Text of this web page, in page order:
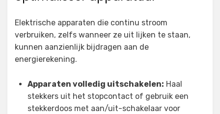
Elektrische apparaten die continu stroom
verbruiken, zelfs wanneer ze uit lijken te staan,
kunnen aanzienlijk bijdragen aan de
energierekening.
Apparaten volledig uitschakelen: Haal
stekkers uit het stopcontact of gebruik een
stekkerdoos met aan/uit-schakelaar voor